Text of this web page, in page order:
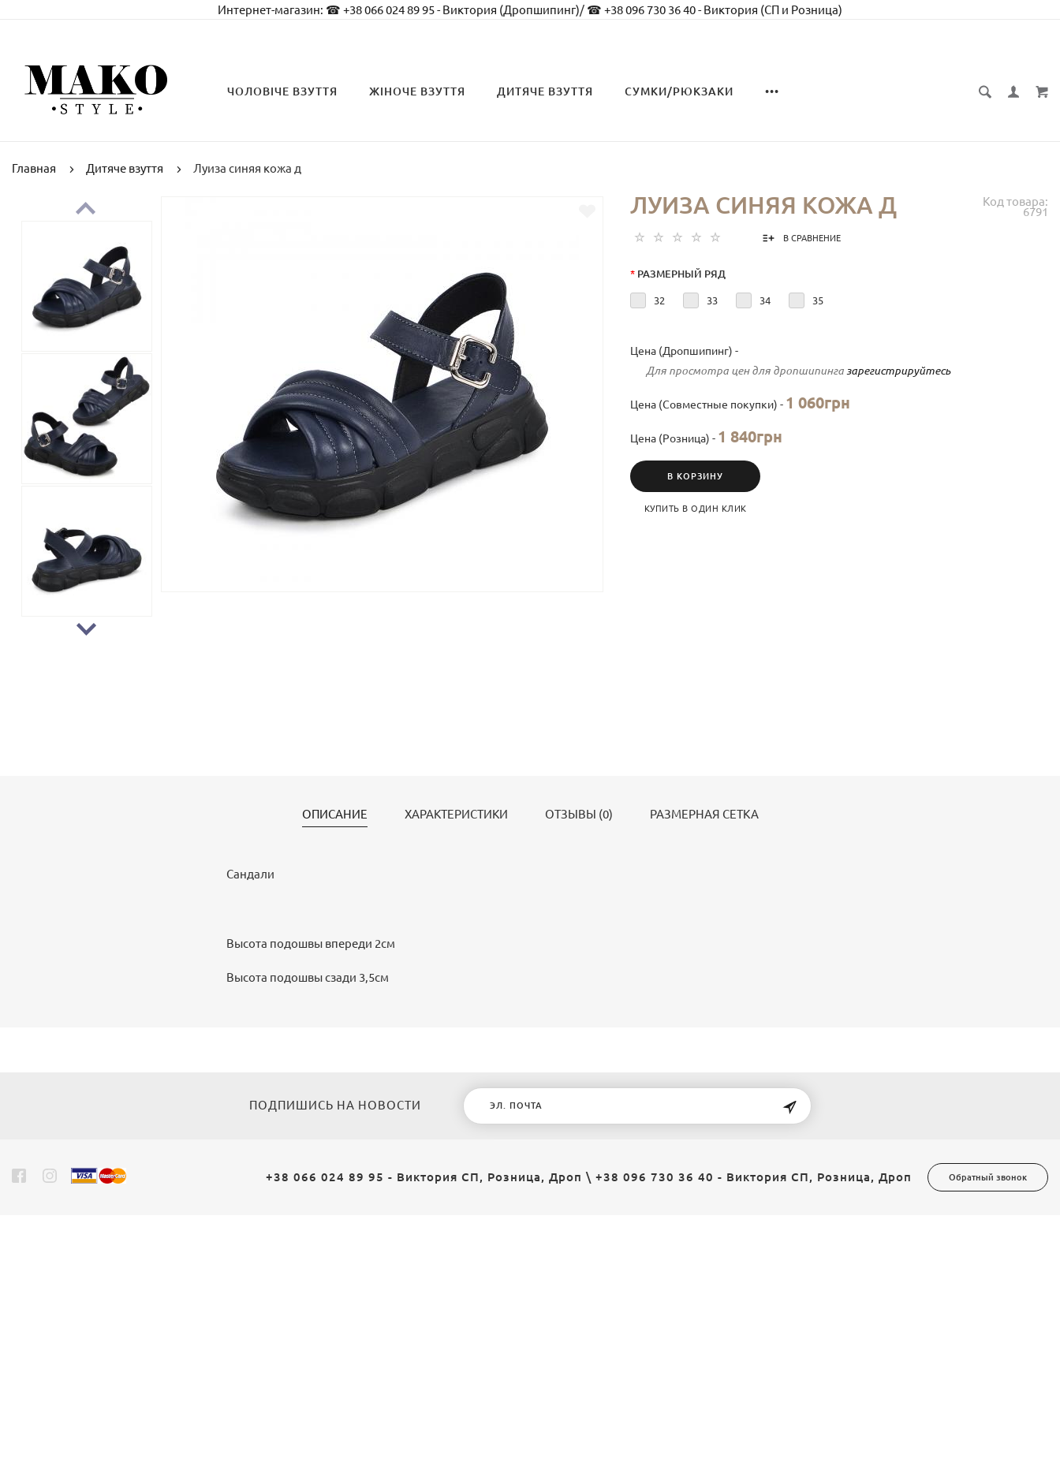
Интернет-магазин: ☎ +38 066 024 89 95 - Виктория (Дропшипинг)/ ☎ +38 096 730 36 40 - Виктория (СП и Розница)
ЧОЛОВІЧЕ ВЗУТТЯ ЖІНОЧЕ ВЗУТТЯ ДИТЯЧЕ ВЗУТТЯ СУМКИ/РЮКЗАКИ •••
Главная Дитяче взуття Луиза синяя кожа д
Код товара:
6791
ЛУИЗА СИНЯЯ КОЖА Д
В СРАВНЕНИЕ
* РАЗМЕРНЫЙ РЯД
32 33 34 35
Цена (Дропшипинг) -
Для просмотра цен для дропшипинга зарегистрируйтесь
Цена (Совместные покупки) - 1 060грн
Цена (Розница) - 1 840грн
В КОРЗИНУ
КУПИТЬ В ОДИН КЛИК
ОПИСАНИЕ ХАРАКТЕРИСТИКИ ОТЗЫВЫ (0) РАЗМЕРНАЯ СЕТКА
Сандали
Высота подошвы впереди 2см
Высота подошвы сзади 3,5см
ПОДПИШИСЬ НА НОВОСТИ
+38 066 024 89 95 - Виктория СП, Розница, Дроп \ +38 096 730 36 40 - Виктория СП, Розница, Дроп Обратный звонок